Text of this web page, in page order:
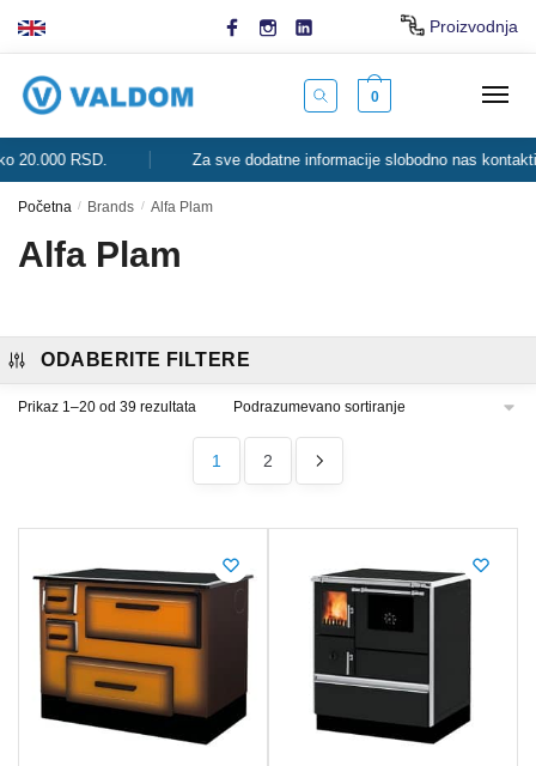
Proizvodnja
0
RSD. Za sve dodatne informacije slobodno nas kontaktirajte.
Početna / Brands / Alfa Plam
Alfa Plam
ODABERITE FILTERE
Prikaz 1–20 od 39 rezultata
1 2